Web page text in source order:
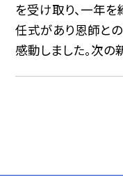
を受け取り、一年を
任式があり恩師と
感動しました。次の